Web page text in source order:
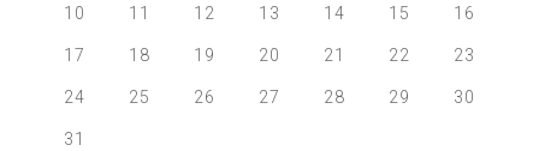
10 11 12 13 14 15 16
17 18 19 20 21 22 23
24 25 26 27 28 29 30
31